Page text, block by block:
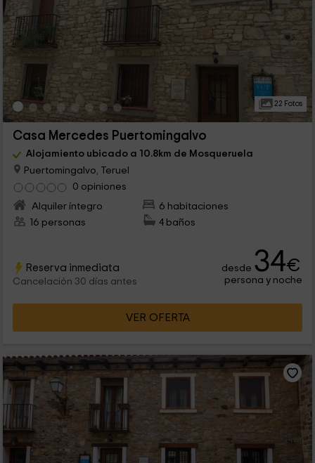
22 Fotos
Casa Mercedes Puertomingalvo
Alojamiento ubicado a 10.8km de Mosqueruela
Puertomingalvo, Teruel
0 opiniones
Alquiler íntegro
6 habitaciones
16 personas
4 baños
Reserva inmediata
Cancelación 30 días antes
desde 34€
persona y noche
VER OFERTA